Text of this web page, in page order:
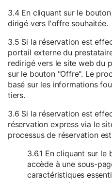
3.4 En cliquant sur le
dirigé vers l'offre souhaitée.
3.5 Si la réservation est
portail externe du
redirigé vers le site web du
sur le bouton "Offre". Le
basé sur les informations
tiers.
3.6 Si la réservation est
réservation express via le
processus de réservation
3.6.1 En cliquant sur le
accède à une sous-
caractéristiques